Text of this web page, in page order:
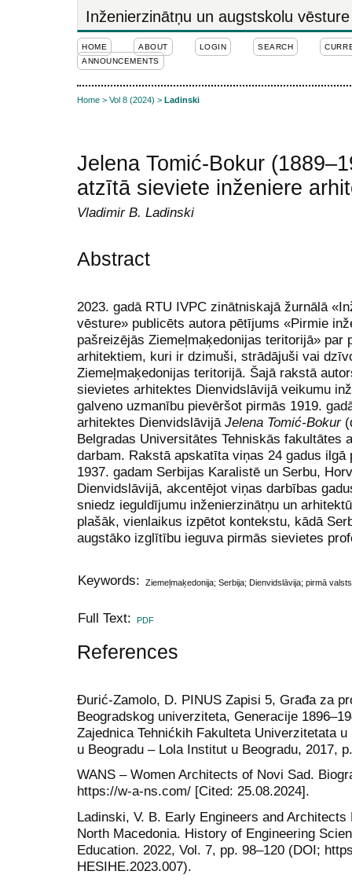
Inženierzinātņu un augstskolu vēsture
HOME ABOUT LOGIN SEARCH
ANNOUNCEMENTS
Home > Vol 8 (2024) > Ladinski
Jelena Tomić-Bokur
atzītā sieviete inženiere
Vladimir B. Ladinski
Abstract
2023. gadā RTU IVPC zinātniskajā žurnālā
vēsture» publicēts autora pētījums «Pirmie
pašreizējās Ziemeļmaķedonijas teritorijā» par
arhitektiem, kuri ir dzimuši, strādājuši vai
Ziemeļmaķedonijas teritorijā. Šajā rakstā
sievietes arhitektes Dienvidslāvijā veikumu
galveno uzmanību pievēršot pirmās 1919.
arhitektes Dienvidslāvijā Jelena Tomić-Bokur
Belgradas Universitātes Tehniskās fakultātes
darbam. Rakstā apskatīta viņas 24 gadus
1937. gadam Serbijas Karalistē un Serbu,
Dienvidslāvijā, akcentējot viņas darbības
sniedz ieguldījumu inženierzinātņu un
plašāk, vienlaikus izpētot kontekstu, kādā
augstāko izglītību ieguva pirmās sievietes
Keywords: Ziemeļmaķedonija; Serbija; Dienvidslāvija; pirmā
Full Text: PDF
References
Đurić-Zamolo, D. PINUS Zapisi 5, Građa za
Beogradskog univerziteta, Generacije
Zajednica Tehnićkih Fakulteta Univerzitetata
u Beogradu – Lola Institut u Beogradu, 2017,
WANS – Women Architects of Novi Sad.
https://w-a-ns.com/ [Cited: 25.08.2024].
Ladinski, V. B. Early Engineers and
North Macedonia. History of Engineering
Education. 2022, Vol. 7, pp. 98–120 (DOI;
HESIHE.2023.007).